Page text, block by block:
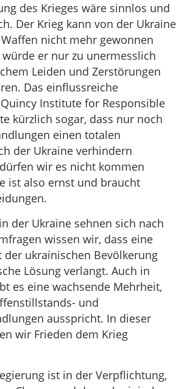
des Krieges wäre sinnlos und
Der Krieg kann von der Ukraine
nicht mehr gewonnen
er nur zu unermesslich
Leiden und Zerstörungen
Das einflussreiche
Institute for Responsible
kürzlich sogar, dass nur noch
einen totalen
der Ukraine verhindern
wir es nicht kommen
ist also ernst und braucht
der Ukraine sehnen sich nach
wissen wir, dass eine
der ukrainischen Bevölkerung
Lösung verlangt. Auch in
es eine wachsende Mehrheit,
und
ausspricht. In dieser
wir Frieden dem Krieg
ist in der Verpflichtung,